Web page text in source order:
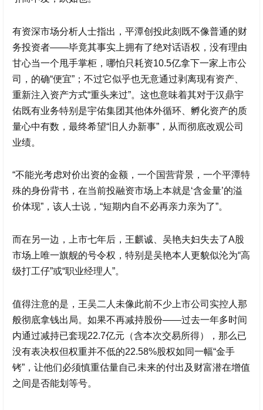
有资深市场分析人士指出，平潭创投此刻既不像普通的财
务投资者——毕竟其事实上拥有了绝对话语权，没有理由
甘心当一个甩手掌柜，哪怕只耗资10.5亿拿下一家上市公
司，的确“便宜”；不过它似乎也无意通过剥离现有资产、
重新注入资产方式“重头来过”。这也意味着其对于汉鼎宇
佑既有业务特别是宇佑集团其他体外循环、孵化资产的质
量心中有数，最终希望“旧人办新事”，从而彻底改观公司
业绩。
“不能光考虑对价出资的金额，一个国营背景，一个平潭特
殊的身份背书，在当前投融资市场上本就是‘含金量’的溢
价体现”，该人士说，“短期内自不必再亲力亲为了”。
而在另一边，上市七年后，王麒诚、吴艳夫妇失去了A股
市场上唯一旗舰的号令权，特别是吴艳本人更貌似沦为“高
级打工仔”或“职业经理人”。
值得注意的是，王吴二人未像此前不少上市公司实控人那
般彻底拿钱出局。如果不再减持股份——过去一年多时间
内通过减持已套现22.7亿元（含本次交易所得），那么已
没有表决权但权重并不低的22.58%股权如同一幅“金手
铐”，让他们必须慎重估量自己未来的付出及财富潜在增值
之间是否能划等号。